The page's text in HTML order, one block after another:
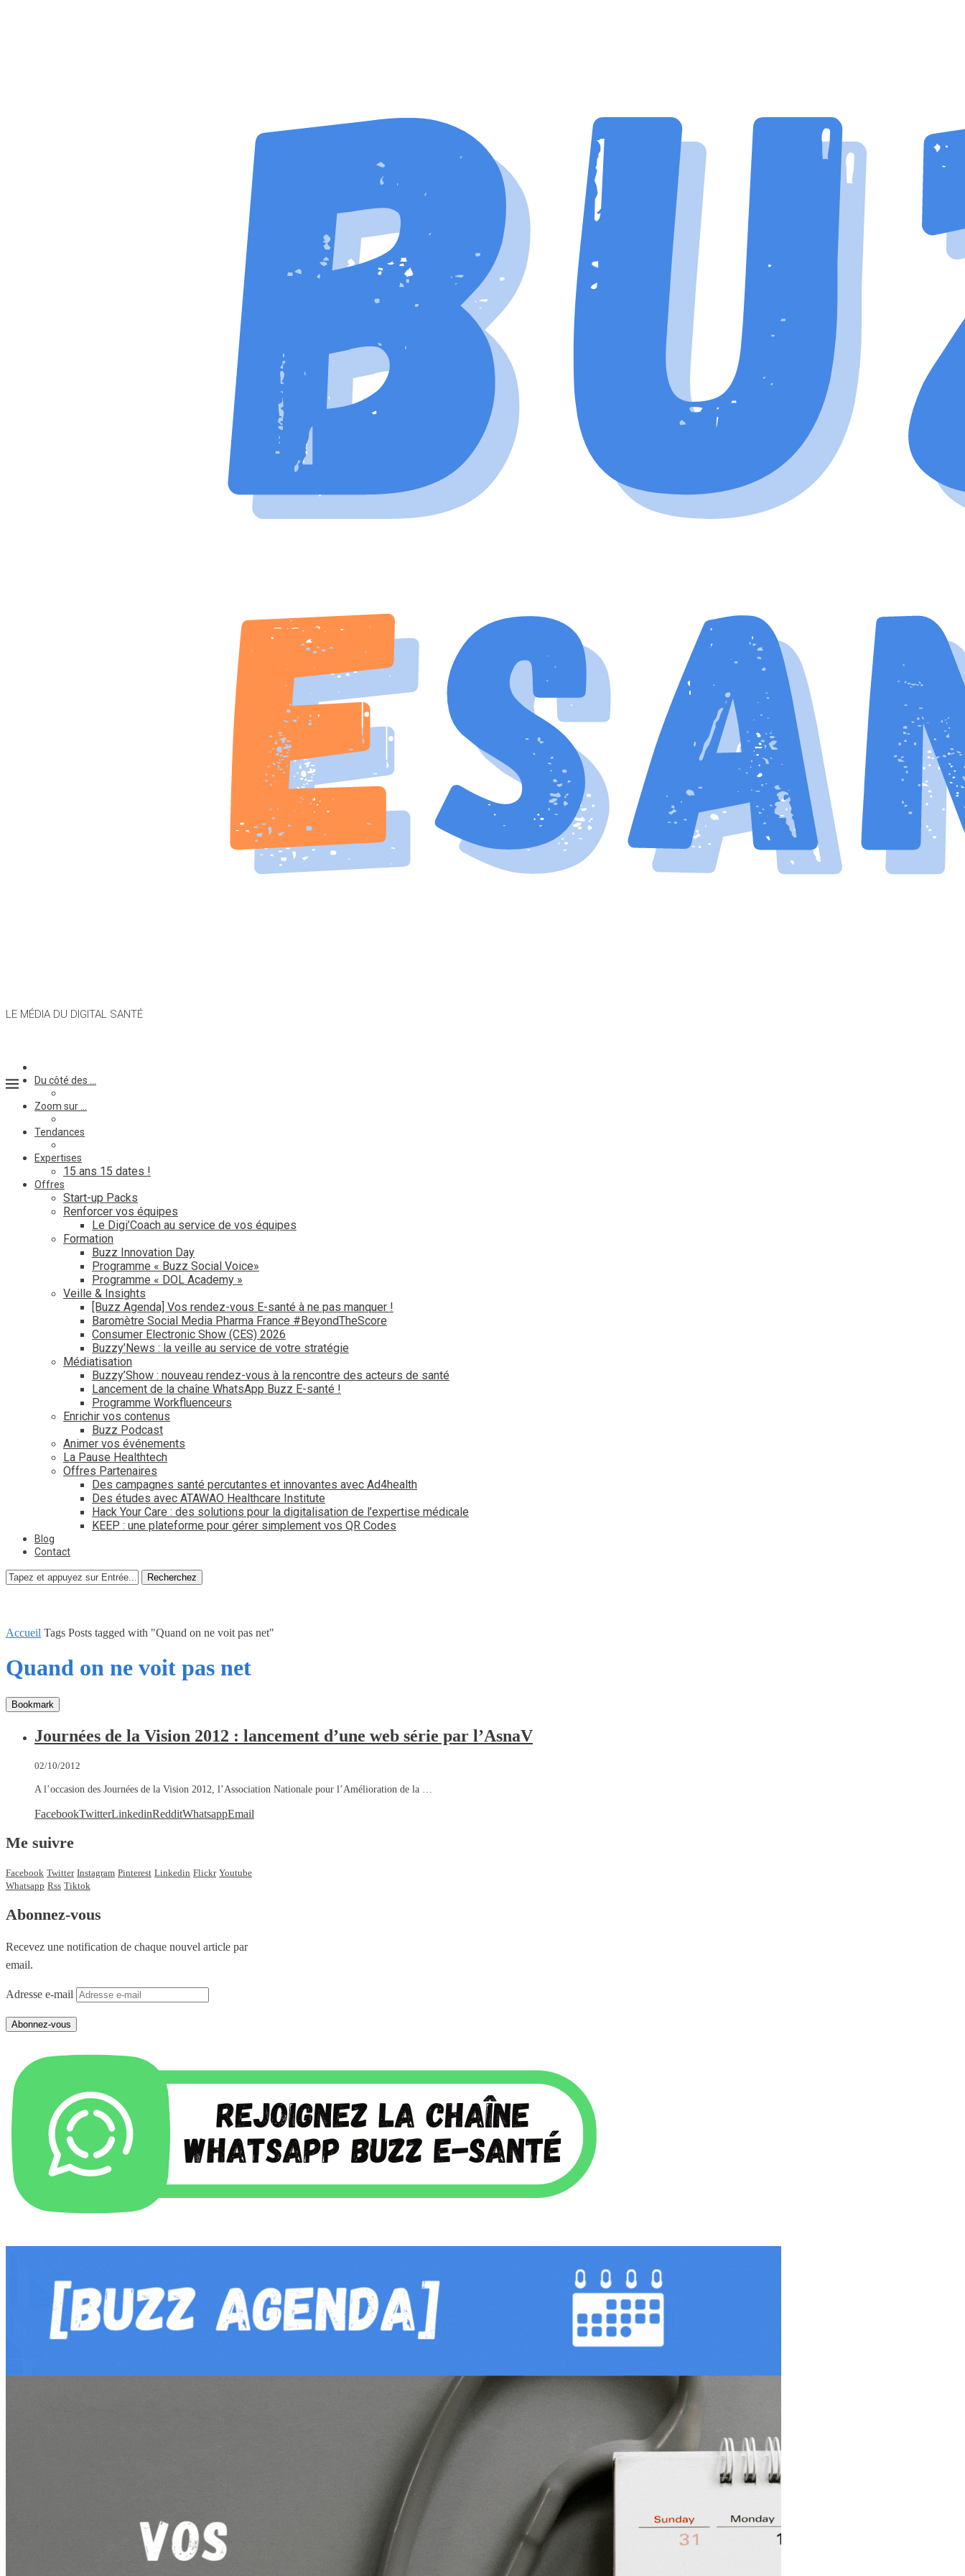
LE MÉDIA DU DIGITAL SANTÉ
Du côté des …
Zoom sur …
Tendances
Expertises
15 ans 15 dates !
Offres
Start-up Packs
Renforcer vos équipes
Le Digi’Coach au service de vos équipes
Formation
Buzz Innovation Day
Programme « Buzz Social Voice»
Programme « DOL Academy »
Veille & Insights
[Buzz Agenda] Vos rendez-vous E-santé à ne pas manquer !
Baromètre Social Media Pharma France #BeyondTheScore
Consumer Electronic Show (CES) 2026
Buzzy’News : la veille au service de votre stratégie
Médiatisation
Buzzy’Show : nouveau rendez-vous à la rencontre des acteurs de santé
Lancement de la chaîne WhatsApp Buzz E-santé !
Programme Workfluenceurs
Enrichir vos contenus
Buzz Podcast
Animer vos événements
La Pause Healthtech
Offres Partenaires
Des campagnes santé percutantes et innovantes avec Ad4health
Des études avec ATAWAO Healthcare Institute
Hack Your Care : des solutions pour la digitalisation de l’expertise médicale
KEEP : une plateforme pour gérer simplement vos QR Codes
Blog
Contact
Recherchez
Accueil Tags Posts tagged with "Quand on ne voit pas net"
Quand on ne voit pas net
Bookmark
Journées de la Vision 2012 : lancement d’une web série par l’AsnaV
02/10/2012
A l’occasion des Journées de la Vision 2012, l’Association Nationale pour l’Amélioration de la …
FacebookTwitterLinkedinRedditWhatsappEmail
Me suivre
Facebook Twitter Instagram Pinterest Linkedin Flickr Youtube
Whatsapp Rss Tiktok
Abonnez-vous
Recevez une notification de chaque nouvel article par
email.
Adresse e-mail
Abonnez-vous